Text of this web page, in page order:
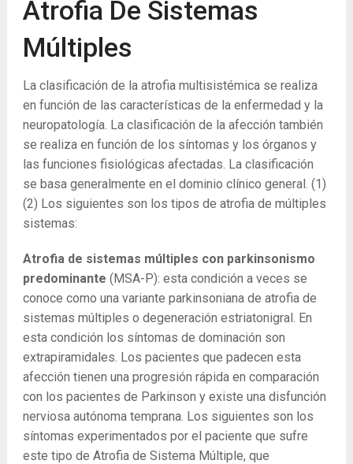
Atrofia De Sistemas
Múltiples
La clasificación de la atrofia multisistémica se realiza
en función de las características de la enfermedad y la
neuropatología. La clasificación de la afección también
se realiza en función de los síntomas y los órganos y
las funciones fisiológicas afectadas. La clasificación
se basa generalmente en el dominio clínico general. (1)
(2) Los siguientes son los tipos de atrofia de múltiples
sistemas:
Atrofia de sistemas múltiples con parkinsonismo
predominante (MSA-P): esta condición a veces se
conoce como una variante parkinsoniana de atrofia de
sistemas múltiples o degeneración estriatonigral. En
esta condición los síntomas de dominación son
extrapiramidales. Los pacientes que padecen esta
afección tienen una progresión rápida en comparación
con los pacientes de Parkinson y existe una disfunción
nerviosa autónoma temprana. Los siguientes son los
síntomas experimentados por el paciente que sufre
este tipo de Atrofia de Sistema Múltiple, que